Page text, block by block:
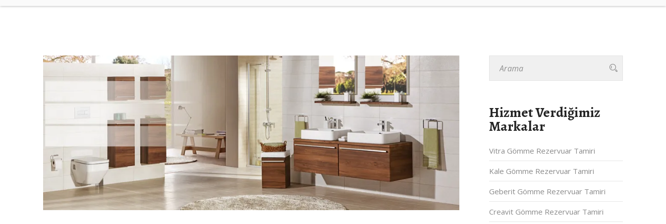
Hizmet Verdiğimiz
Markalar
Vitra Gömme Rezervuar Tamiri
Kale Gömme Rezervuar Tamiri
Geberit Gömme Rezervuar Tamiri
Creavit Gömme Rezervuar Tamiri